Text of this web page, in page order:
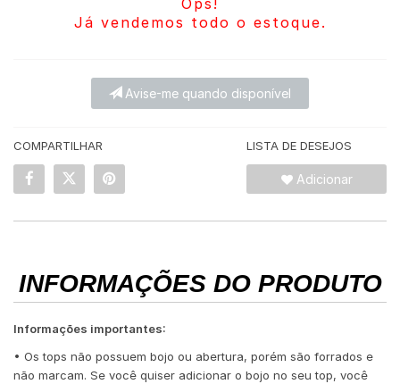
Ops!
Já vendemos todo o estoque.
Avise-me quando disponível
COMPARTILHAR LISTA DE DESEJOS
Adicionar
INFORMAÇÕES DO PRODUTO
Informações importantes:
• Os tops não possuem bojo ou abertura, porém são forrados e
não marcam. Se você quiser adicionar o bojo no seu top, você